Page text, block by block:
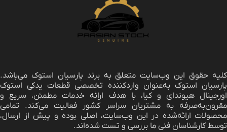
کلیه حقوق این وب‌سایت متعلق به برند پارسیان استوک می‌باشد.
پارسیان استوک به‌عنوان واردکننده تخصصی قطعات یدکی استوک
اورجینال هیوندای و کیا، با هدف ارائه خدمات مطمئن، سریع و
مقرون‌به‌صرفه به مشتریان سراسر کشور فعالیت می‌کند. تمامی
محصولات ارائه‌شده در این وب‌سایت، اصلی بوده و پیش از ارسال،
توسط کارشناسان فنی ما بررسی و تست شده‌اند.